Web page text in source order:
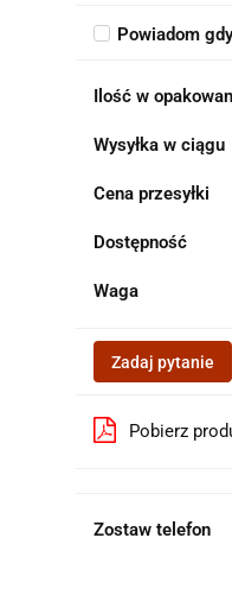
Powiadom
Ilość w
Wysyłka w ciągu
Cena przesyłki
Dostępność
Waga
Zadaj pytanie
Pobierz
Zostaw telefon